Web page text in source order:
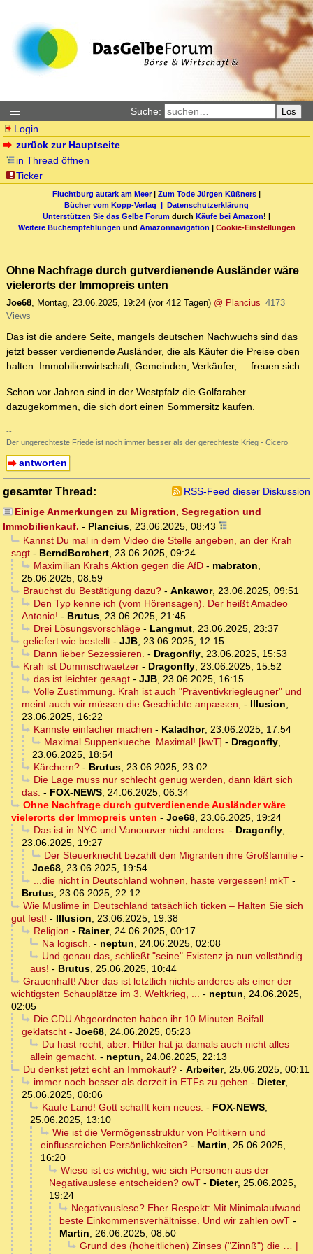
Suche: Los
Login
zurück zur Hauptseite
in Thread öffnen
Ticker
Fluchtburg autark am Meer| Zum Tode Jürgen Küßners |
Bücher vom Kopp-Verlag | Datenschutzerklärung
Unterstützen Sie das Gelbe Forum durch Käufe bei Amazon! |
Weitere Buchempfehlungen und Amazonnavigation | Cookie-Einstellungen
Ohne Nachfrage durch gutverdienende Ausländer wäre
vielerorts der Immopreis unten
Joe68, Montag, 23.06.2025, 19:24 (vor 412 Tagen) @ Plancius 4173
Views
Das ist die andere Seite, mangels deutschen Nachwuchs sind das
jetzt besser verdienende Ausländer, die als Käufer die Preise oben
halten. Immobilienwirtschaft, Gemeinden, Verkäufer, ... freuen sich.
Schon vor Jahren sind in der Westpfalz die Golfaraber
dazugekommen, die sich dort einen Sommersitz kaufen.
--
Der ungerechteste Friede ist noch immer besser als der gerechteste Krieg - Cicero
antworten
gesamter Thread:
RSS-Feed dieser Diskussion
Einige Anmerkungen zu Migration, Segregation und
Immobilienkauf. - Plancius, 23.06.2025, 08:43
Kannst Du mal in dem Video die Stelle angeben, an der Krah
sagt - BerndBorchert, 23.06.2025, 09:24
Maximilian Krahs Aktion gegen die AfD- mabraton,
25.06.2025, 08:59
Brauchst du Bestätigung dazu?- Ankawor, 23.06.2025, 09:51
Den Typ kenne ich (vom Hörensagen). Der heißt Amadeo
Antonio! - Brutus, 23.06.2025, 21:45
Drei Lösungsvorschläge- Langmut, 23.06.2025, 23:37
geliefert wie bestellt- JJB, 23.06.2025, 12:15
Dann lieber Sezessieren. - Dragonfly, 23.06.2025, 15:53
Krah ist Dummschwaetzer- Dragonfly, 23.06.2025, 15:52
das ist leichter gesagt- JJB, 23.06.2025, 16:15
Volle Zustimmung. Krah ist auch "Präventivkriegleugner" und
meint auch wir müssen die Geschichte anpassen, - Illusion,
23.06.2025, 16:22
Kannste einfacher machen - Kaladhor, 23.06.2025, 17:54
Maximal Suppenkueche. Maximal! [kwT] - Dragonfly,
23.06.2025, 18:54
Kärchern?- Brutus, 23.06.2025, 23:02
Die Lage muss nur schlecht genug werden, dann klärt sich
das. - FOX-NEWS, 24.06.2025, 06:34
Ohne Nachfrage durch gutverdienende Ausländer wäre
vielerorts der Immopreis unten - Joe68, 23.06.2025, 19:24
Das ist in NYC und Vancouver nicht anders. - Dragonfly,
23.06.2025, 19:27
Der Steuerknecht bezahlt den Migranten ihre Großfamilie-
Joe68, 23.06.2025, 19:54
...die nicht in Deutschland wohnen, haste vergessen! mkT-
Brutus, 23.06.2025, 22:12
Wie Muslime in Deutschland tatsächlich ticken – Halten Sie sich
gut fest! - Illusion, 23.06.2025, 19:38
Religion - Rainer, 24.06.2025, 00:17
Na logisch. - neptun, 24.06.2025, 02:08
Und genau das, schließt "seine" Existenz ja nun vollständig
aus! - Brutus, 25.06.2025, 10:44
Grauenhaft! Aber das ist letztlich nichts anderes als einer der
wichtigsten Schauplätze im 3. Weltkrieg, ... - neptun, 24.06.2025,
02:05
Die CDU Abgeordneten haben ihr 10 Minuten Beifall
geklatscht - Joe68, 24.06.2025, 05:23
Du hast recht, aber: Hitler hat ja damals auch nicht alles
allein gemacht. - neptun, 24.06.2025, 22:13
Du denkst jetzt echt an Immokauf?- Arbeiter, 25.06.2025, 00:11
immer noch besser als derzeit in ETFs zu gehen - Dieter,
25.06.2025, 08:06
Kaufe Land! Gott schafft kein neues. - FOX-NEWS,
25.06.2025, 13:10
Wie ist die Vermögensstruktur von Politikern und
einflussreichen Persönlichkeiten? - Martin, 25.06.2025,
16:20
Wieso ist es wichtig, wie sich Personen aus der
Negativauslese entscheiden? owT - Dieter, 25.06.2025,
19:24
Negativauslese? Eher Respekt: Mit Minimalaufwand
beste Einkommensverhältnisse. Und wir zahlen owT -
Martin, 26.06.2025, 08:50
Grund des (hoheitlichen) Zinses ("Zinnß") die … |